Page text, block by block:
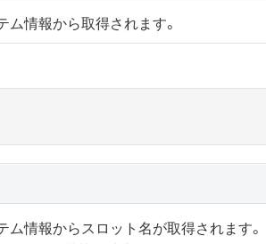
ム情報から取得されます。
ム情報からスロット名が取得されます。